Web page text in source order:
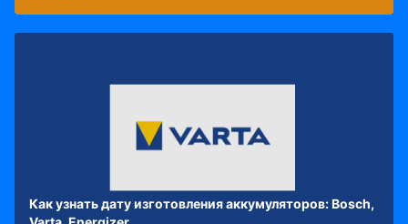
Как узнать дату изготовления аккумуляторов: Bosch,